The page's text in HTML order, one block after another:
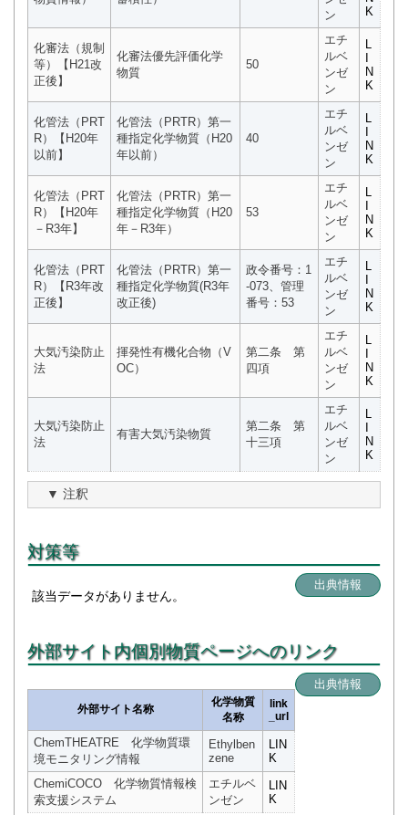
ン
K
化審法（規制
等）【H21改
正後】
化審法優先評価化学
物質
50
エチ
ルベ
ンゼ
ン
L
I
N
K
化管法（PRT
R）【H20年
以前】
化管法（PRTR）第一
種指定化学物質（H20
年以前）
40
エチ
ルベ
ンゼ
ン
L
I
N
K
化管法（PRT
R）【H20年
－R3年】
化管法（PRTR）第一
種指定化学物質（H20
年－R3年）
53
エチ
ルベ
ンゼ
ン
L
I
N
K
化管法（PRT
R）【R3年改
正後】
化管法（PRTR）第一
種指定化学物質(R3年
改正後)
政令番号：1
-073、管理
番号：53
エチ
ルベ
ンゼ
ン
L
I
N
K
大気汚染防止
法
揮発性有機化合物（V
OC）
第二条 第
四項
エチ
ルベ
ンゼ
ン
L
I
N
K
大気汚染防止
法
有害大気汚染物質
第二条 第
十三項
エチ
ルベ
ンゼ
ン
L
I
N
K
注釈
対策等
出典情報
該当データがありません。
外部サイト内個別物質ページへのリンク
出典情報
外部サイト名称
化学物質
名称
link
_url
ChemTHEATRE 化学物質環
境モニタリング情報
Ethylben
zene
LIN
K
ChemiCOCO 化学物質情報検
索支援システム
エチルベ
ンゼン
LIN
K